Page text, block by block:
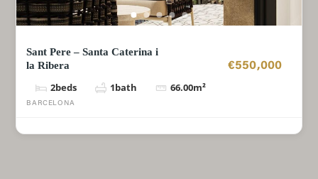
Sant Pere – Santa Caterina i
la Ribera
€550,000
2beds 1bath 66.00m²
BARCELONA